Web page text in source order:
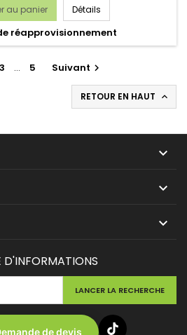
au panier Détails
réapprovisionnement
3 … 5 Suivant 
RETOUR EN HAUT 



D'INFORMATIONS
de devis